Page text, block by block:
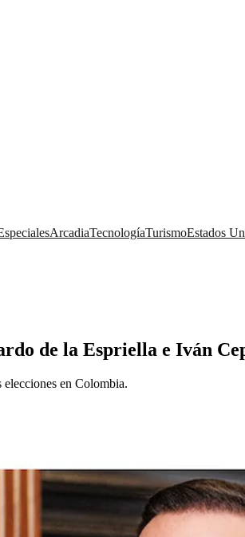
ArcadiaTecnologíaTurismoEstados
de la Espriella e Iván
elecciones en Colombia.